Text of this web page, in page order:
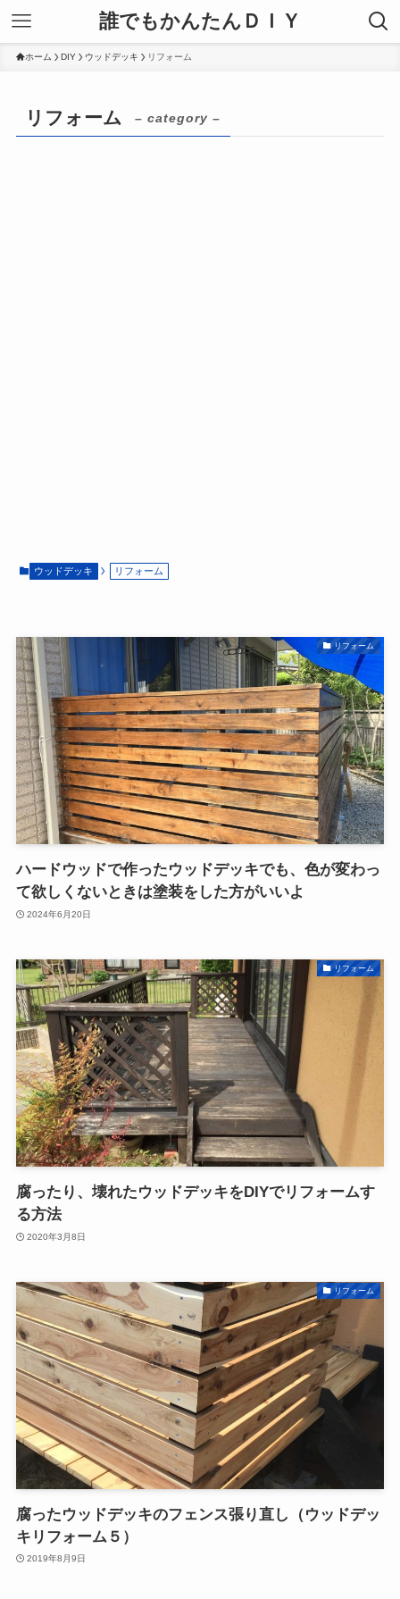
誰でもかんたんＤＩＹ
ホーム DIY ウッドデッキ リフォーム
リフォーム – category –
ウッドデッキ リフォーム
リフォーム
ハードウッドで作ったウッドデッキでも、色が変わっ
て欲しくないときは塗装をした方がいいよ
2024年6月20日
リフォーム
腐ったり、壊れたウッドデッキをDIYでリフォームす
る方法
2020年3月8日
リフォーム
腐ったウッドデッキのフェンス張り直し（ウッドデッ
キリフォーム５）
2019年8月9日